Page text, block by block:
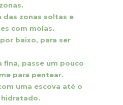
das zonas soltas e
com molas.
baixo, para ser
fina, passe um pouco
para pentear.
uma escova até o